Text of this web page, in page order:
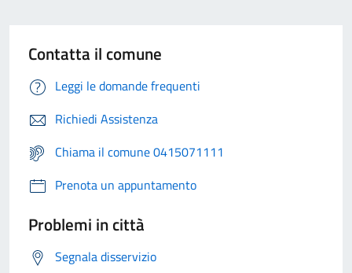
Contatta il comune
Leggi le domande frequenti
Richiedi Assistenza
Chiama il comune 0415071111
Prenota un appuntamento
Problemi in città
Segnala disservizio